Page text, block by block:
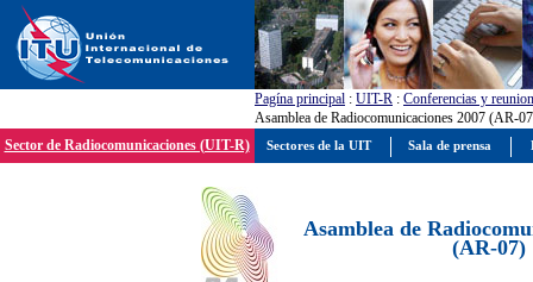
Pagína principal : UIT-R : Conferencias y
Asamblea de Radiocomunicaciones 2007 (AR-
Sector de Radiocomunicaciones (UIT-R)
Asamblea de
(AR-07)
Sectores de la UIT Sala de prensa